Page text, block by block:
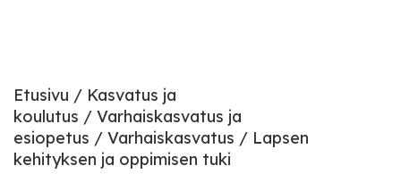
Etusivu
Kasvatus ja
koulutus
Varhaiskasvatus ja
esiopetus
Varhaiskasvatus
Lapsen
kehityksen ja oppimisen tuki